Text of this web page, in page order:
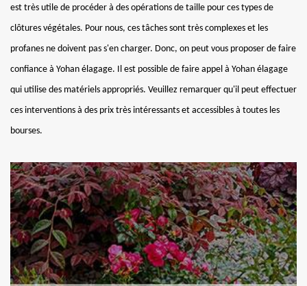
est très utile de procéder à des opérations de taille pour ces types de
clôtures végétales. Pour nous, ces tâches sont très complexes et les
profanes ne doivent pas s'en charger. Donc, on peut vous proposer de faire
confiance à Yohan élagage. Il est possible de faire appel à Yohan élagage
qui utilise des matériels appropriés. Veuillez remarquer qu'il peut effectuer
ces interventions à des prix très intéressants et accessibles à toutes les
bourses.